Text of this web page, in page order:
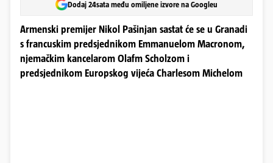
Dodaj 24sata među omiljene izvore na Googleu
Armenski premijer Nikol Pašinjan sastat će se u Granadi
s francuskim predsjednikom Emmanuelom Macronom,
njemačkim kancelarom Olafm Scholzom i
predsjednikom Europskog vijeća Charlesom Michelom